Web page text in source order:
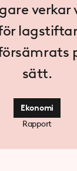
verkar
sätt.
Ekonomi
Rapport